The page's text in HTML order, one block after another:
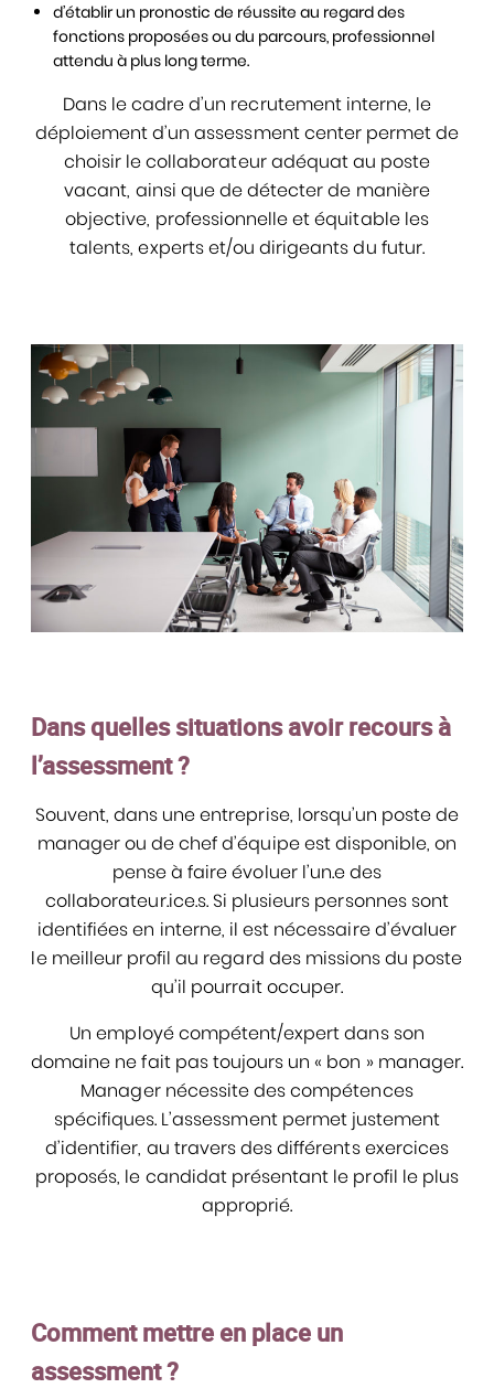
d’établir un pronostic de réussite au regard des
fonctions proposées ou du parcours, professionnel
attendu à plus long terme.
Dans le cadre d’un recrutement interne, le
déploiement d’un assessment center permet de
choisir le collaborateur adéquat au poste
vacant, ainsi que de détecter de manière
objective, professionnelle et équitable les
talents, experts et/ou dirigeants du futur.
Dans quelles situations avoir recours à
l’assessment ?
Souvent, dans une entreprise, lorsqu’un poste de
manager ou de chef d’équipe est disponible, on
pense à faire évoluer l’un.e des
collaborateur.ice.s. Si plusieurs personnes sont
identifiées en interne, il est nécessaire d’évaluer
le meilleur profil au regard des missions du poste
qu’il pourrait occuper.
Un employé compétent/expert dans son
domaine ne fait pas toujours un « bon » manager.
Manager nécessite des compétences
spécifiques. L’assessment permet justement
d’identifier, au travers des différents exercices
proposés, le candidat présentant le profil le plus
approprié.
Comment mettre en place un
assessment ?